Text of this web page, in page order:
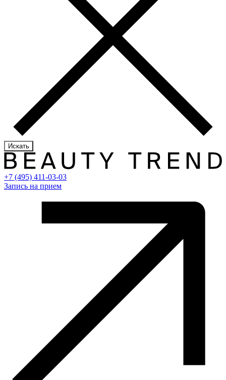
Искать
+7 (495) 411-03-03
Запись на прием